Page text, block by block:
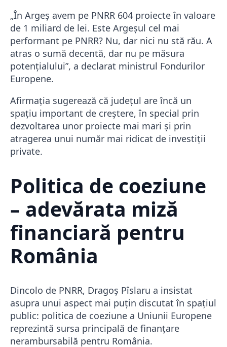
„În Argeș avem pe PNRR 604 proiecte în valoare
de 1 miliard de lei. Este Argeșul cel mai
performant pe PNRR? Nu, dar nici nu stă rău. A
atras o sumă decentă, dar nu pe măsura
potențialului”, a declarat ministrul Fondurilor
Europene.
Afirmația sugerează că județul are încă un
spațiu important de creștere, în special prin
dezvoltarea unor proiecte mai mari și prin
atragerea unui număr mai ridicat de investiții
private.
Politica de coeziune
– adevărata miză
financiară pentru
România
Dincolo de PNRR, Dragoș Pîslaru a insistat
asupra unui aspect mai puțin discutat în spațiul
public: politica de coeziune a Uniunii Europene
reprezintă sursa principală de finanțare
nerambursabilă pentru România.